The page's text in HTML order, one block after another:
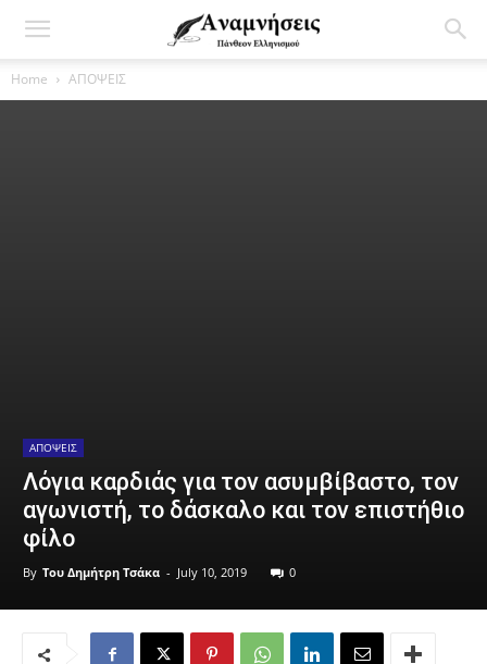
Home ΑΠΟΨΕΙΣ
ΑΠΟΨΕΙΣ
Λόγια καρδιάς για τον ασυμβίβαστο, τον
αγωνιστή, το δάσκαλο και τον επιστήθιο
φίλο
By Του Δημήτρη Τσάκα - July 10, 2019 0